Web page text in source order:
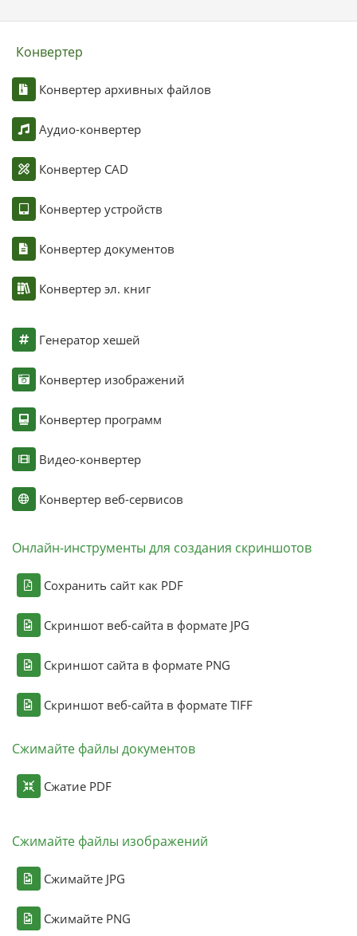
Конвертер
Конвертер архивных файлов
Аудио-конвертер
Конвертер CAD
Конвертер устройств
Конвертер документов
Конвертер эл. книг
Генератор хешей
Конвертер изображений
Конвертер программ
Видео-конвертер
Конвертер веб-сервисов
Онлайн-инструменты для создания скриншотов
Сохранить сайт как PDF
Скриншот веб-сайта в формате JPG
Скриншот сайта в формате PNG
Скриншот веб-сайта в формате TIFF
Сжимайте файлы документов
Сжатие PDF
Сжимайте файлы изображений
Сжимайте JPG
Сжимайте PNG